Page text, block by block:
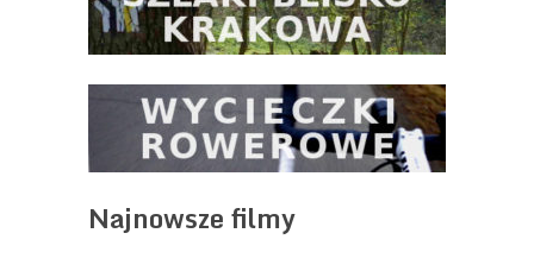
Najnowsze filmy